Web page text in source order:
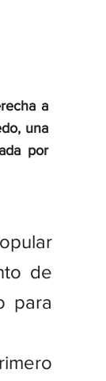
a
una
por
de
para